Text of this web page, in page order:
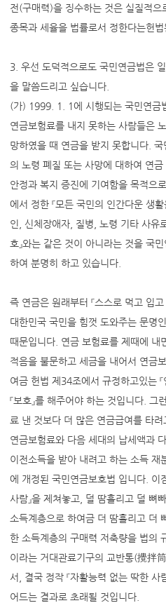
전(구매력)을 징수하는 것은 실질적으
종목과 세율을 법률로서 정한다는헌
3. 우선 도덕적으로도 국민연금법은
을 말씀드리고 싶습니다.
(가) 1999. 1. 1에 시행되는 국민연금
연금보험료를 내지 못하는 사람들은
망하였을 때 연금을 받지 못합니다.
의 노령 폐질 또는 사망에 대하여 연
안정과 복지 증진에 기여함을 목적으
에서 정한 『모든 국민의 인간다운 생활
인, 신체장애자, 질병, 노령 기타 사유
호』와는 같은 것이 아니라는 것을 국
하여 분명히 하고 있습니다.
즉 연금은 원래부터 『스스로 먹고 입
대한민국 국민을 힘껏 도와주는 문명
때문입니다. 연금 보험료를 제때에 내
적음을 불문하고 세금을 내어서 연금
여금 헌법 제34조에서 규정하고있는
『보호』를 해주어야 하는 것입니다.
료 낸 것보다 더 많은 연금급여를 타
연금보험료와 다음 세대의 납세액과
이전소득을 받아 내려고 하는 소득 재
에 개정된 국민연금보호법 입니다. 이
사람』을 제쳐놓고, 덜 땀흘리고 덜 뼈
소득계층으로 하여금 더 땀흘리고 더
한 소득계층의 구매력 저축량을 법의
이라는 거대관료기구의 교반통(攪拌
서, 결국 정작 『자활능력 없는 딱한 사
어드는 결과로 초래될 것입니다.